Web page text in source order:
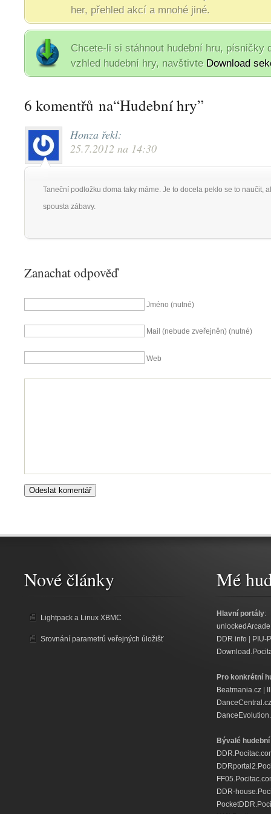
her, přehled akcí a mnohé jiné.
Chcete-li si stáhnout hudební hru, písničky
vzhled hudební hry, navštivte Download
6 komentřů na“Hudební hry”
Honza řekl:
25.7.2012 na 14:30
Taneční podložku doma taky máme. Je to docela peklo se to naučit,
spousta zábavy.
Zanachat odpověď
Jméno (nutné)
Mail (nebude zveřejněn) (nutné)
Web
Nové články
Lightpack a Linux XBMC
Srovnání parametrů veřejných úložišť
Mé
Hlavní portály:
DDR.info
PIU-
Pro konkrétní
Beatmania.cz
DanceCentral.cz
Bývalé
DDR-